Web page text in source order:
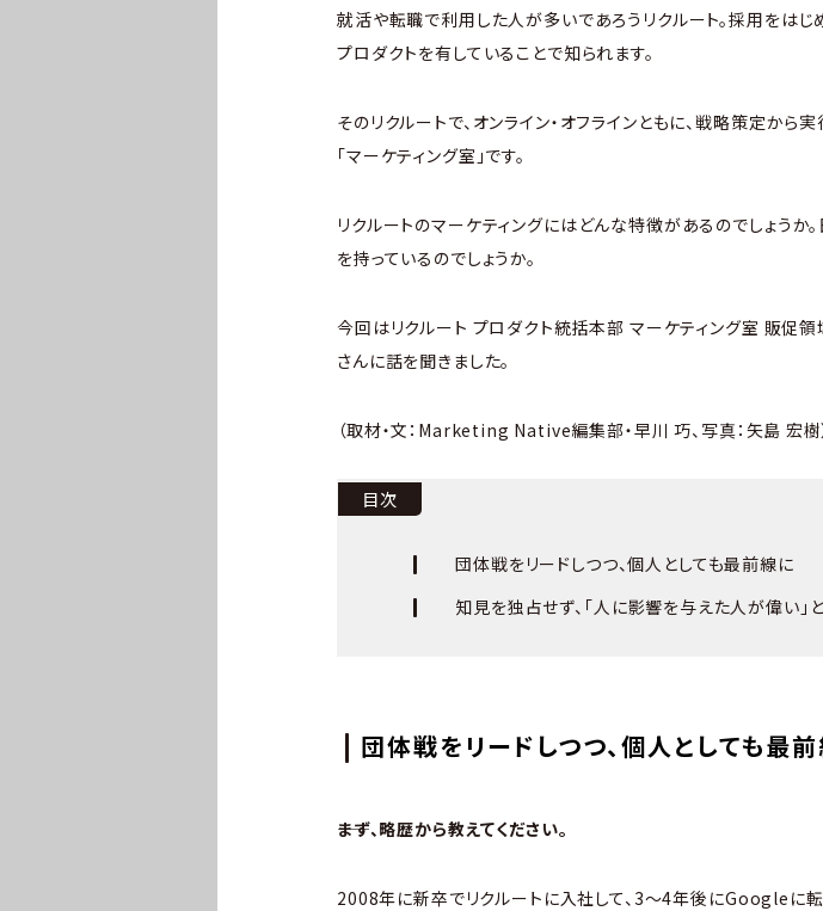
就活や転職で利用した人が多いであろうリクルート。採用をは
プロダクトを有していることで知られます。
そのリクルートで、オンライン・オフラインともに、戦略策定か
「マーケティング室」です。
リクルートのマーケティングにはどんな特徴があるのでしょう
を持っているのでしょうか。
今回はリクルート プロダクト統括本部 マーケティング室 販促領
さんに話を聞きました。
（取材・文：Marketing Native編集部・早川 巧、写真：矢島 宏樹
目次
団体戦をリードしつつ、個人としても最前線に
知見を独占せず、「人に影響を与えた人が偉い」
団体戦をリードしつつ、個人としても最
――まず、略歴から教えてください。
2008年に新卒でリクルートに入社して、3～4年後にGoogleに